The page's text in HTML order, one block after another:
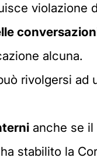
violazione
alcuna.
rivolgersi ad
anche se
stabilito la